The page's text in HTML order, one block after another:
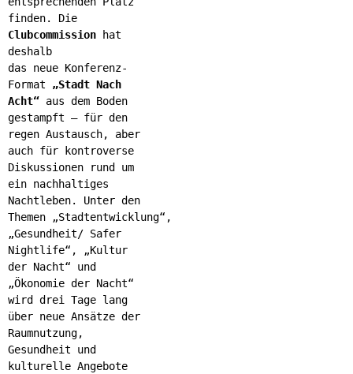
finden. Die
Clubcommission hat
deshalb
das neue Konferenz-
Format „Stadt Nach
Acht“ aus dem Boden
gestampft – für den
regen Austausch, aber
auch für kontroverse
Diskussionen rund um
ein nachhaltiges
Nachtleben. Unter den
Themen „Stadtentwicklung“,
„Gesundheit/ Safer
Nightlife“, „Kultur
der Nacht“ und
„Ökonomie der Nacht“
wird drei Tage lang
über neue Ansätze der
Raumnutzung,
Gesundheit und
kulturelle Angebote